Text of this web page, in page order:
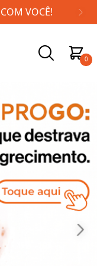
VOCÊ!
0